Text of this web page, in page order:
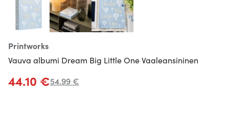
Printworks
Vauva albumi Dream Big Little One Vaaleansininen
44.10 €54.99 €